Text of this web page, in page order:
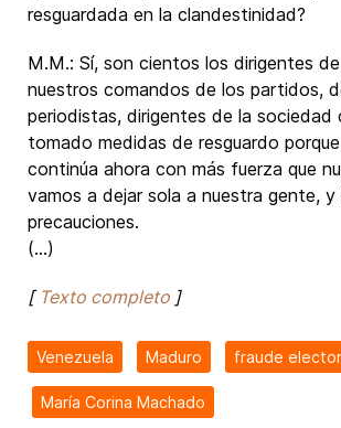
resguardada en la clandestinidad?
M.M.: Sí, son cientos los dirigentes
nuestros comandos de los partidos,
periodistas, dirigentes de la sociedad
tomado medidas de resguardo
continúa ahora con más fuerza que
vamos a dejar sola a nuestra gente,
precauciones.
(...)
[ Texto completo ]
Venezuela Maduro fraude
María Corina Machado